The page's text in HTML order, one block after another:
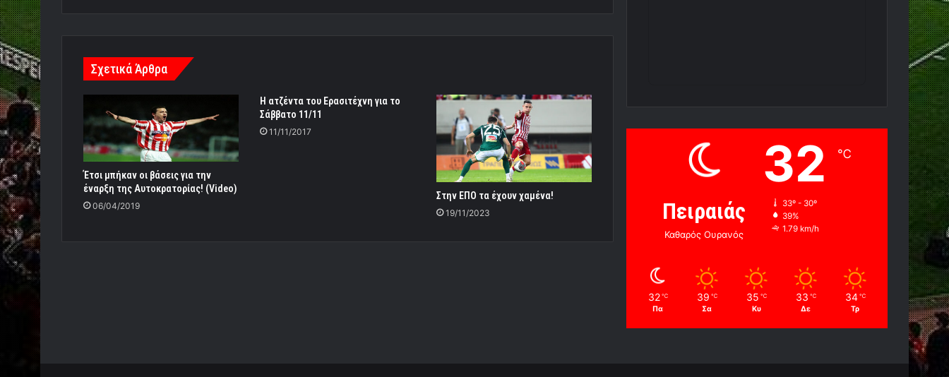
Σχετικά Άρθρα
Έτσι μπήκαν οι βάσεις για την
έναρξη της Aυτοκρατορίας! (Video)
06/04/2019
Η ατζέντα του Ερασιτέχνη για το
Σάββατο 11/11
11/11/2017
Στην ΕΠΟ τα έχουν χαμένα!
19/11/2023 Πειραιάς
Καθαρός Ουρανός
32 ℃
33º - 30º
39%
1.79 km/h
32 ℃
Πα
39 ℃
Σα
35 ℃
Κυ
33 ℃
Δε
34 ℃
Τρ